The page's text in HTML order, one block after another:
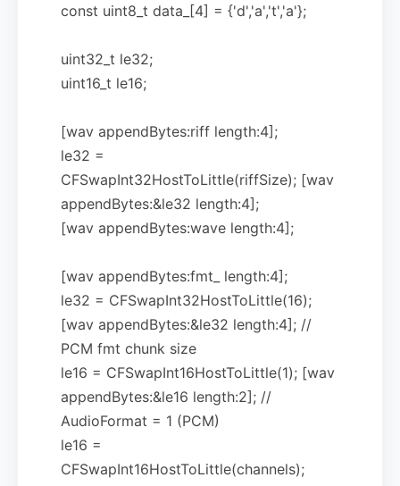
const uint8_t data_[4] = {'d','a','t','a'};
uint32_t le32;
uint16_t le16;
[wav appendBytes:riff length:4];
le32 =
CFSwapInt32HostToLittle(riffSize); [wav
appendBytes:&le32 length:4];
[wav appendBytes:wave length:4];
[wav appendBytes:fmt_ length:4];
le32 = CFSwapInt32HostToLittle(16);
[wav appendBytes:&le32 length:4]; //
PCM fmt chunk size
le16 = CFSwapInt16HostToLittle(1); [wav
appendBytes:&le16 length:2]; //
AudioFormat = 1 (PCM)
le16 =
CFSwapInt16HostToLittle(channels);